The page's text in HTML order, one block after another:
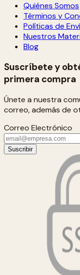
Quiénes Somos
Términos y
Políticas de
Nuestros
Blog
Suscríbete y
primera compra
Únete a nuestra
correo, además de
Correo Electrónico
Suscribir